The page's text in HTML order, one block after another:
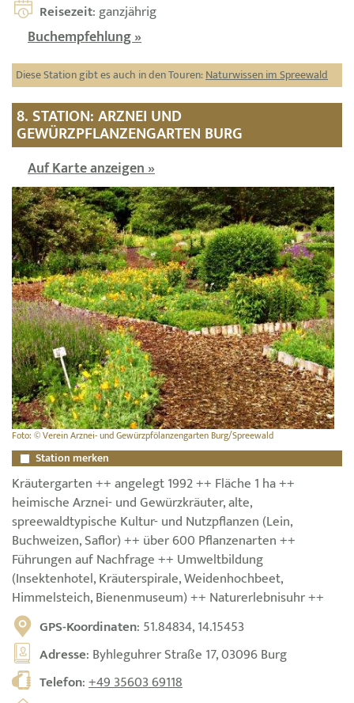
Reisezeit: ganzjährig
Buchempfehlung »
Diese Station gibt es auch in den Touren:Naturwissen im Spreewald
8. STATION: ARZNEI UND
GEWÜRZPFLANZENGARTEN BURG
Auf Karte anzeigen »
Foto: © Verein Arznei- und Gewürzpfölanzengarten Burg/Spreewald
Station merken
Kräutergarten ++ angelegt 1992 ++ Fläche 1 ha ++
heimische Arznei- und Gewürzkräuter, alte,
spreewaldtypische Kultur- und Nutzpflanzen (Lein,
Buchweizen, Saflor) ++ über 600 Pflanzenarten ++
Führungen auf Nachfrage ++ Umweltbildung
(Insektenhotel, Kräuterspirale, Weidenhochbeet,
Himmelsteich, Bienenmuseum) ++ Naturerlebnisuhr ++
GPS-Koordinaten: 51.84834, 14.15453
Adresse: Byhleguhrer Straße 17, 03096 Burg
Telefon:+49 35603 69118